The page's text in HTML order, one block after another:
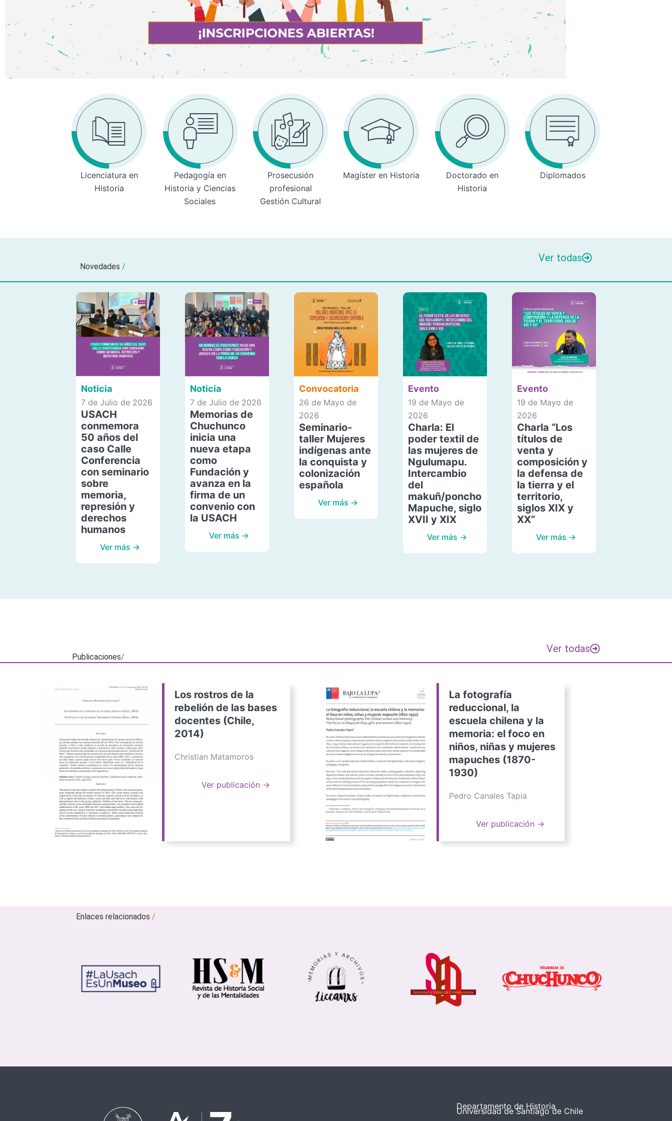
Licenciatura en
Historia
Pedagogía en
Historia y Ciencias
Sociales
Prosecusión
profesional
Gestión Cultural
Magíster en Historia
Doctorado en
Historia
Diplomados
Novedades /
Ver todas
Noticia
7 de Julio de 2026
USACH
conmemora
50 años del
caso Calle
Conferencia
con seminario
sobre
memoria,
represión y
derechos
humanos
Ver más →
Noticia
7 de Julio de 2026
Memorias de
Chuchunco
inicia una
nueva etapa
como
Fundación y
avanza en la
firma de un
convenio con
la USACH
Ver más →
Convocatoria
26 de Mayo de
2026
Seminario-
taller Mujeres
indígenas ante
la conquista y
colonización
española
Ver más →
Evento
19 de Mayo de
2026
Charla: El
poder textil de
las mujeres de
Ngulumapu.
Intercambio
del
makuñ/poncho
Mapuche, siglo
XVII y XIX
Ver más →
Evento
19 de Mayo de
2026
Charla “Los
títulos de
venta y
composición y
la defensa de
la tierra y el
territorio,
siglos XIX y
XX”
Ver más →
Publicaciones/
Ver todas
Los rostros de la
rebelión de las bases
docentes (Chile,
2014)
Christian Matamoros
Ver publicación →
La fotografía
reduccional, la
escuela chilena y la
memoria: el foco en
niños, niñas y mujeres
mapuches (1870-
1930)
Pedro Canales Tapia
Ver publicación →
Enlaces relacionados/
Departamento de Historia
Universidad de Santiago de Chile